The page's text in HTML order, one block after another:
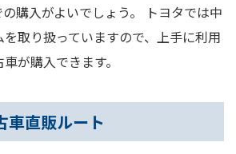
購入がよいでしょう。 トヨタでは中
取り扱っていますので、上手に利用
が購入できます。
車直販ルート